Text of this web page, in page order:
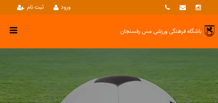
ثبت نام ورود
باشگاه فرهنگی ورزشیمس رفسنجان